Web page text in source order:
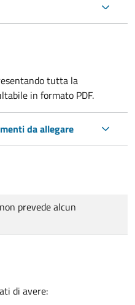
tutta la
in formato PDF.
da allegare
prevede alcun
di avere: